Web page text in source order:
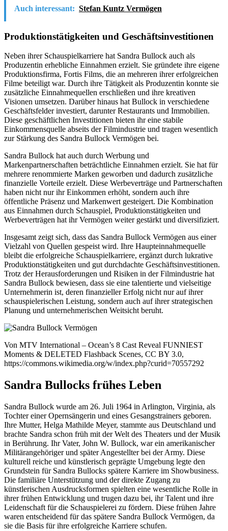
Auch interessant: Stefan Kuntz Vermögen
Produktionstätigkeiten und Geschäftsinvestitionen
Neben ihrer Schauspielkarriere hat Sandra Bullock auch als
Produzentin erhebliche Einnahmen erzielt. Sie gründete ihre eigene
Produktionsfirma, Fortis Films, die an mehreren ihrer erfolgreichen
Filme beteiligt war. Durch ihre Tätigkeit als Produzentin konnte sie
zusätzliche Einnahmequellen erschließen und ihre kreativen
Visionen umsetzen. Darüber hinaus hat Bullock in verschiedene
Geschäftsfelder investiert, darunter Restaurants und Immobilien.
Diese geschäftlichen Investitionen bieten ihr eine stabile
Einkommensquelle abseits der Filmindustrie und tragen wesentlich
zur Stärkung des Sandra Bullock Vermögen bei.
Sandra Bullock hat auch durch Werbung und
Markenpartnerschaften beträchtliche Einnahmen erzielt. Sie hat für
mehrere renommierte Marken geworben und dadurch zusätzliche
finanzielle Vorteile erzielt. Diese Werbeverträge und Partnerschaften
haben nicht nur ihr Einkommen erhöht, sondern auch ihre
öffentliche Präsenz und Markenwert gesteigert. Die Kombination
aus Einnahmen durch Schauspiel, Produktionstätigkeiten und
Werbeverträgen hat ihr Vermögen weiter gestärkt und diversifiziert.
Insgesamt zeigt sich, dass das Sandra Bullock Vermögen aus einer
Vielzahl von Quellen gespeist wird. Ihre Haupteinnahmequelle
bleibt die erfolgreiche Schauspielkarriere, ergänzt durch lukrative
Produktionstätigkeiten und gut durchdachte Geschäftsinvestitionen.
Trotz der Herausforderungen und Risiken in der Filmindustrie hat
Sandra Bullock bewiesen, dass sie eine talentierte und vielseitige
Unternehmerin ist, deren finanzieller Erfolg nicht nur auf ihrer
schauspielerischen Leistung, sondern auch auf ihrer strategischen
Planung und unternehmerischen Weitsicht beruht.
Von MTV International – Ocean’s 8 Cast Reveal FUNNIEST
Moments & DELETED Flashback Scenes, CC BY 3.0,
https://commons.wikimedia.org/w/index.php?curid=70557292
Sandra Bullocks frühes Leben
Sandra Bullock wurde am 26. Juli 1964 in Arlington, Virginia, als
Tochter einer Opernsängerin und eines Gesangstrainers geboren.
Ihre Mutter, Helga Mathilde Meyer, stammte aus Deutschland und
brachte Sandra schon früh mit der Welt des Theaters und der Musik
in Berührung. Ihr Vater, John W. Bullock, war ein amerikanischer
Militärangehöriger und später Angestellter bei der Army. Diese
kulturell reiche und künstlerisch geprägte Umgebung legte den
Grundstein für Sandra Bullocks spätere Karriere im Showbusiness.
Die familiäre Unterstützung und der direkte Zugang zu
künstlerischen Ausdrucksformen spielten eine wesentliche Rolle in
ihrer frühen Entwicklung und trugen dazu bei, ihr Talent und ihre
Leidenschaft für die Schauspielerei zu fördern. Diese frühen Jahre
waren entscheidend für das spätere Sandra Bullock Vermögen, da
sie die Basis für ihre erfolgreiche Karriere schufen.